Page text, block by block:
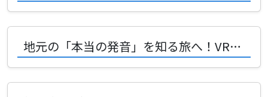
地元の「本当の発音」を知る旅へ！VRChat発の地名アクセントマップが面白い